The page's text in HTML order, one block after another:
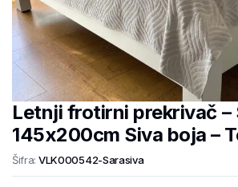
Letnji frotirni prekrivač –
145x200cm Siva boja –
Šifra: VLK000542-Sarasiva